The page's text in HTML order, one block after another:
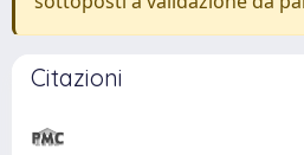
Citazioni